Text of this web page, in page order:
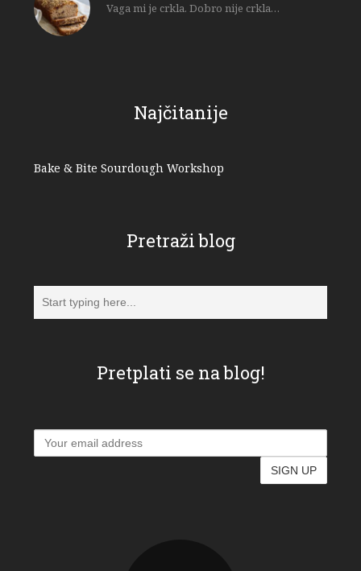
Vaga mi je crkla. Dobro nije crkla…
Najčitanije
Bake & Bite Sourdough Workshop
Pretraži blog
Pretplati se na blog!